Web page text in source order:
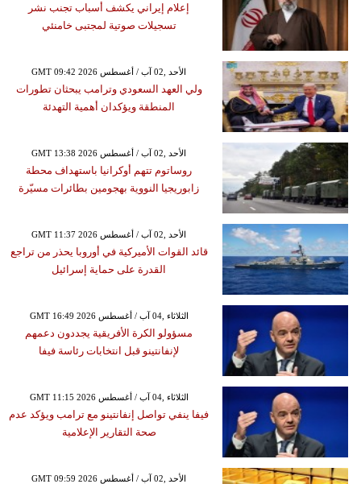
إعلام إيراني يكشف أسباب تجنب نشر
تسجيلات صوتية لمجتبى خامنئي
GMT 09:42 2026 الأحد ,02 آب / أغسطس
ولي العهد السعودي وترامب يبحثان تطورات
المنطقة ويؤكدان أهمية التهدئة
GMT 13:38 2026 الأحد ,02 آب / أغسطس
روساتوم تتهم أوكرانيا باستهداف محطة
زابوريجيا النووية بهجومين بطائرات مسيّرة
GMT 11:37 2026 الأحد ,02 آب / أغسطس
قائد القوات الأميركية في أوروبا يحذر من تراجع
القدرة على حماية إسرائيل
GMT 16:49 2026 الثلاثاء ,04 آب / أغسطس
مسؤولو الكرة الأفريقية يجددون دعمهم
لإنفانتينو قبل انتخابات رئاسة فيفا
GMT 11:15 2026 الثلاثاء ,04 آب / أغسطس
فيفا ينفي تواصل إنفانتينو مع ترامب ويؤكد عدم
صحة التقارير الإعلامية
GMT 09:59 2026 الأحد ,02 آب / أغسطس